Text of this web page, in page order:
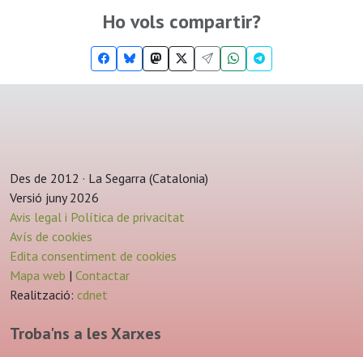
Ho vols compartir?
Des de 2012 · La Segarra (Catalonia)
Versió juny 2026
Avis legal i Política de privacitat
Avís de cookies
Edita consentiment de cookies
Mapa web | Contactar
Realització: cdnet
Troba'ns a les Xarxes